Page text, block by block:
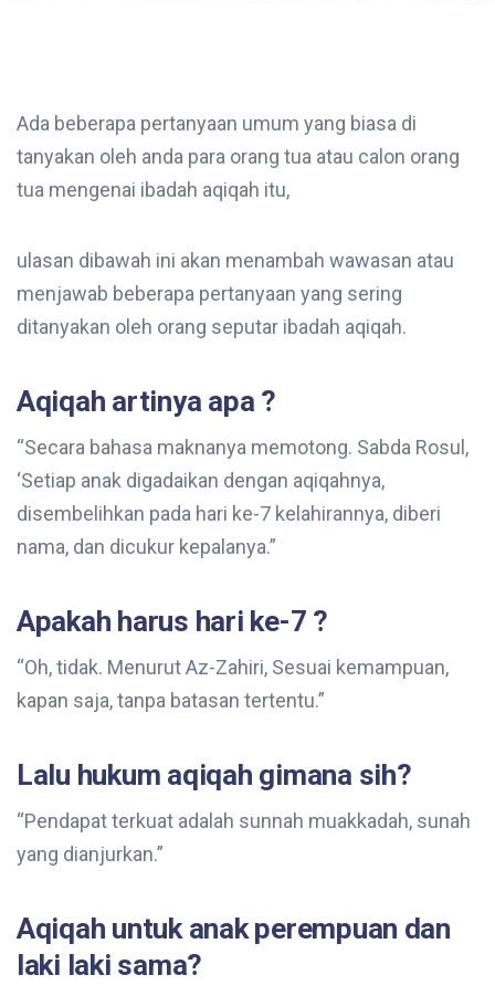
Ada beberapa pertanyaan umum yang biasa di
tanyakan oleh anda para orang tua atau calon orang
tua mengenai ibadah aqiqah itu,
ulasan dibawah ini akan menambah wawasan atau
menjawab beberapa pertanyaan yang sering
ditanyakan oleh orang seputar ibadah aqiqah.
Aqiqah artinya apa ?
“Secara bahasa maknanya memotong. Sabda Rosul,
‘Setiap anak digadaikan dengan aqiqahnya,
disembelihkan pada hari ke-7 kelahirannya, diberi
nama, dan dicukur kepalanya.”
Apakah harus hari ke-7 ?
“Oh, tidak. Menurut Az-Zahiri, Sesuai kemampuan,
kapan saja, tanpa batasan tertentu.”
Lalu hukum aqiqah gimana sih?
“Pendapat terkuat adalah sunnah muakkadah, sunah
yang dianjurkan.”
Aqiqah untuk anak perempuan dan
laki laki sama?